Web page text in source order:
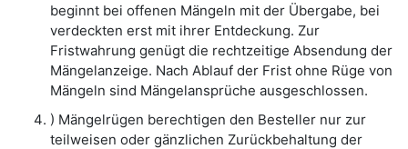
beginnt bei offenen Mängeln mit der Übergabe, bei
verdeckten erst mit ihrer Entdeckung. Zur
Fristwahrung genügt die rechtzeitige Absendung der
Mängelanzeige. Nach Ablauf der Frist ohne Rüge von
Mängeln sind Mängelansprüche ausgeschlossen.
) Mängelrügen berechtigen den Besteller nur zur
teilweisen oder gänzlichen Zurückbehaltung der